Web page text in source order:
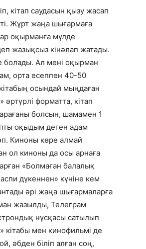
кітап саудасын қызу жасап
Жұрт жаңа шығармаға
оқырманға мүлде
жазықсыз кінәлап жатады.
болады. Ал мені оқырман
орта есеппен 40-50
осындай мыңдаған
форматта, кітап
болсын, шамамен 1
оқыдым деген адам
Киноны көре алмай
ол киноны да осы арнаға
«Болмаған балалық
дүкеннен» күніне кем
әрі жаңа шығармаларға
жазылды, Телеграм
нұсқасы сатылып
кітабы мен кинофильмі де
әбден біліп алған соң,